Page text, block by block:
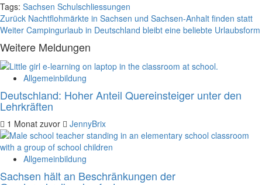
Tags: Sachsen Schulschliessungen
Beitragsnavigation
Zurück Nachtflohmärkte in Sachsen und Sachsen-Anhalt finden statt
Weiter Campingurlaub in Deutschland bleibt eine beliebte Urlaubsform
Weitere Meldungen
Allgemeinbildung
Deutschland: Hoher Anteil Quereinsteiger unter den
Lehrkräften
1 Monat zuvor JennyBrix
Allgemeinbildung
Sachsen hält an Beschränkungen der